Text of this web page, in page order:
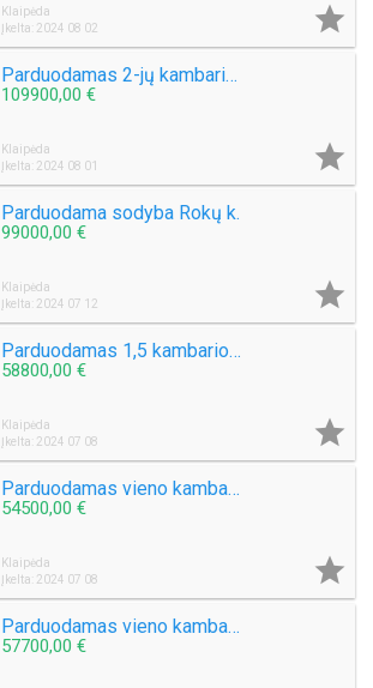
Klaipėda
Įkelta: 2024 08 02

Parduodamas 2-jų kambarių butas Taikos pr.
109900,00 €
Klaipėda
Įkelta: 2024 08 01

Parduodama sodyba Rokų k.
99000,00 €
Klaipėda
Įkelta: 2024 07 12

Parduodamas 1,5 kambario butas Kretingos m., Žemaitės al.
58800,00 €
Klaipėda
Įkelta: 2024 07 08

Parduodamas vieno kambario butas Kretingos mieste, Žemaitės al.
54500,00 €
Klaipėda
Įkelta: 2024 07 08

Parduodamas vieno kambario butas Baltijos pr.
57700,00 €